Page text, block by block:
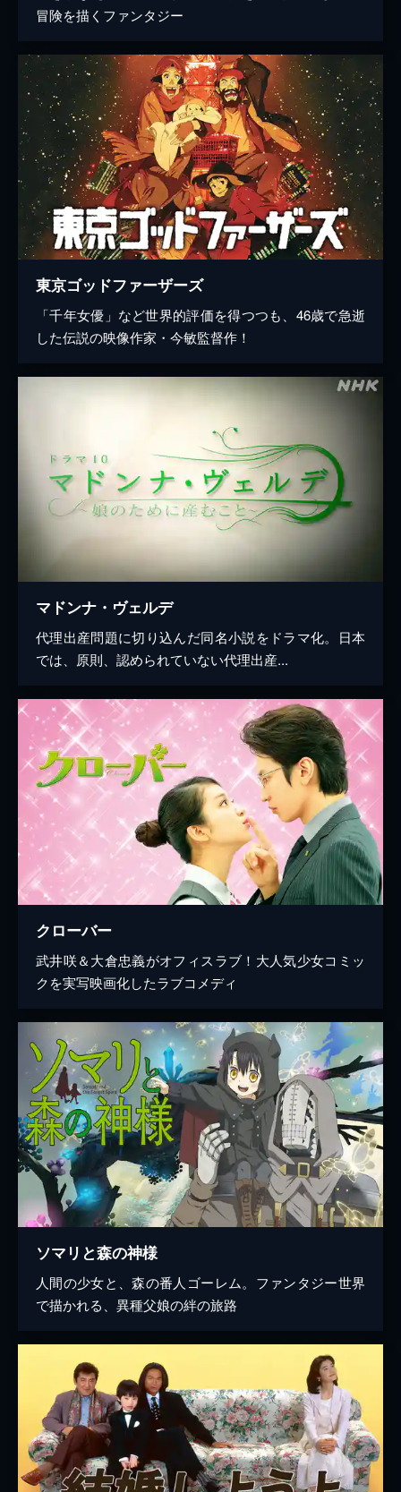
冒険を描くファンタジー
東京ゴッドファーザーズ
「千年女優」など世界的評価を得つつも、46歳で急逝
した伝説の映像作家・今敏監督作！
マドンナ・ヴェルデ
代理出産問題に切り込んだ同名小説をドラマ化。日本
では、原則、認められていない代理出産...
クローバー
武井咲＆大倉忠義がオフィスラブ！大人気少女コミッ
クを実写映画化したラブコメディ
ソマリと森の神様
人間の少女と、森の番人ゴーレム。ファンタジー世界
で描かれる、異種父娘の絆の旅路